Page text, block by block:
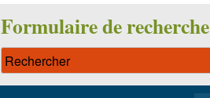
Formulaire de recherche